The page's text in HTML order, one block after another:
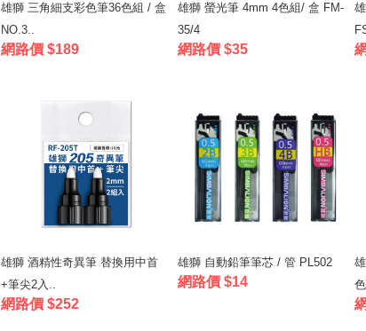
雄獅 三角細支彩色筆36色組 / 盒
NO.3..
網路價 $189
雄獅 螢光筆 4mm 4色組/ 盒 FM-
35/4
網路價 $35
雄獅 酒精性奇異筆 替換用中首
+筆尖2入..
網路價 $252
雄獅 自動鉛筆筆芯 / 管 PL502
網路價 $14